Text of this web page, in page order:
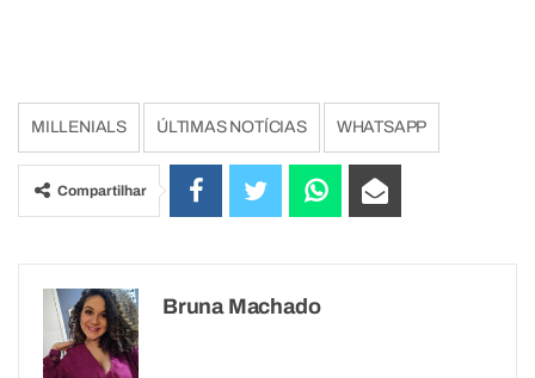
MILLENIALS ÚLTIMAS NOTÍCIAS WHATSAPP
Compartilhar
Bruna Machado